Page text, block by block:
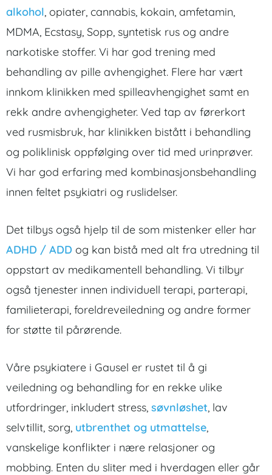
alkohol, opiater, cannabis, kokain, amfetamin,
MDMA, Ecstasy, Sopp, syntetisk rus og andre
narkotiske stoffer. Vi har god trening med
behandling av pille avhengighet. Flere har vært
innkom klinikken med spilleavhengighet samt en
rekk andre avhengigheter. Ved tap av førerkort
ved rusmisbruk, har klinikken bistått i behandling
og poliklinisk oppfølging over tid med urinprøver.
Vi har god erfaring med kombinasjonsbehandling
innen feltet psykiatri og ruslidelser.
Det tilbys også hjelp til de som mistenker eller har
ADHD / ADD og kan bistå med alt fra utredning til
oppstart av medikamentell behandling. Vi tilbyr
også tjenester innen individuell terapi, parterapi,
familieterapi, foreldreveiledning og andre former
for støtte til pårørende.
Våre psykiatere i Gausel er rustet til å gi
veiledning og behandling for en rekke ulike
utfordringer, inkludert stress, søvnløshet, lav
selvtillit, sorg, utbrenthet og utmattelse,
vanskelige konflikter i nære relasjoner og
mobbing. Enten du sliter med i hverdagen eller går